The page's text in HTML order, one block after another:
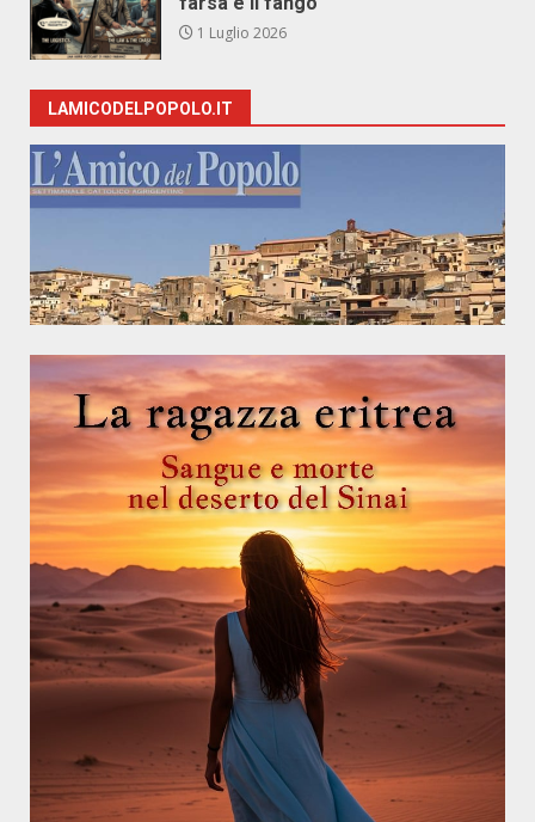
1 Luglio 2026
LAMICODELPOPOLO.IT